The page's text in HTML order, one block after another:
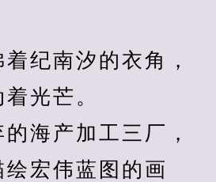
南汐的衣角，
光芒。
产加工三厂，
宏伟蓝图的画